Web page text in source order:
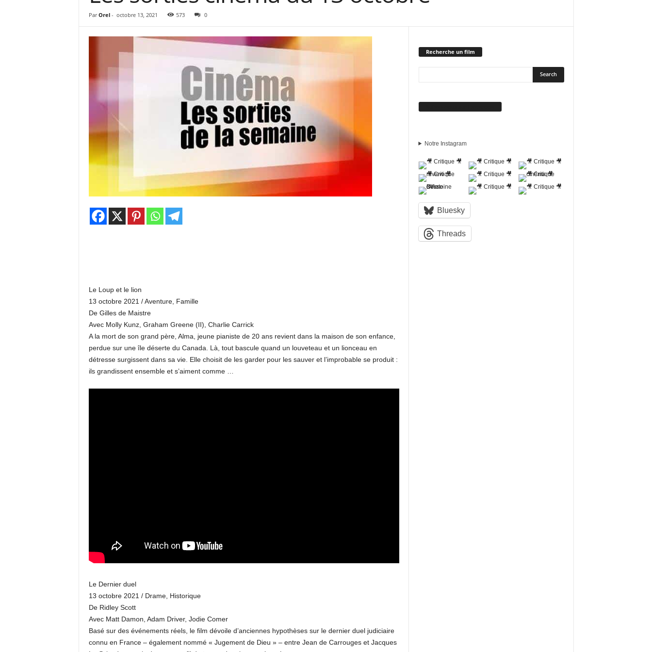
Par Orel- octobre 13, 2021 573 0
Le Loup et le lion
13 octobre 2021 / Aventure, Famille
De Gilles de Maistre
Avec Molly Kunz, Graham Greene (II), Charlie Carrick
A la mort de son grand père, Alma, jeune pianiste de 20 ans revient dans la maison de son enfance,
perdue sur une île déserte du Canada. Là, tout bascule quand un louveteau et un lionceau en
détresse surgissent dans sa vie. Elle choisit de les garder pour les sauver et l’improbable se produit :
ils grandissent ensemble et s’aiment comme …
Le Dernier duel
13 octobre 2021 / Drame, Historique
De Ridley Scott
Avec Matt Damon, Adam Driver, Jodie Comer
Basé sur des événements réels, le film dévoile d’anciennes hypothèses sur le dernier duel judiciaire
connu en France – également nommé « Jugement de Dieu » – entre Jean de Carrouges et Jacques
Recherche un film
Notre Instagram
Bluesky
Threads